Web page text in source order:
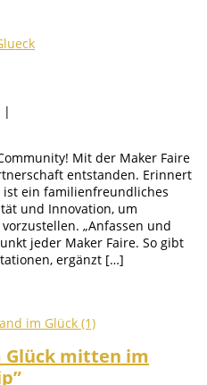
|
Mit der Maker Faire
entstanden. Erinnert
ist ein familienfreundliches
und Innovation, um
„Anfassen und
jeder Maker Faire. So gibt
ergänzt […]
Glück mitten im